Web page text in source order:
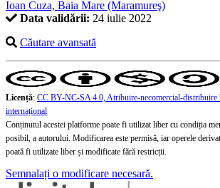
Ioan Cuza, Baia Mare (Maramureş)
Data validării: 24 iulie 2022
Căutare avansată
Licență: CC BY-NC-SA 4.0, Atribuire-necomercial-distribuire
internațional
Conținutul acestei platforme poate fi utilizat liber cu condiția
posibil, a autorului. Modificarea este permisă, iar operele
poată fi utilizate liber și modificate fără restricții.
Semnalați o modificare necesară.